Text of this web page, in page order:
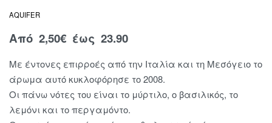
AQUIFER
Από 2,50€ έως 23.90
Με έντονες επιρροές από την Ιταλία και τη Μεσόγειο το
άρωμα αυτό κυκλοφόρησε το 2008.
Οι πάνω νότες του είναι το μύρτιλο, ο βασιλικός, το
λεμόνι και το περγαμόντο.